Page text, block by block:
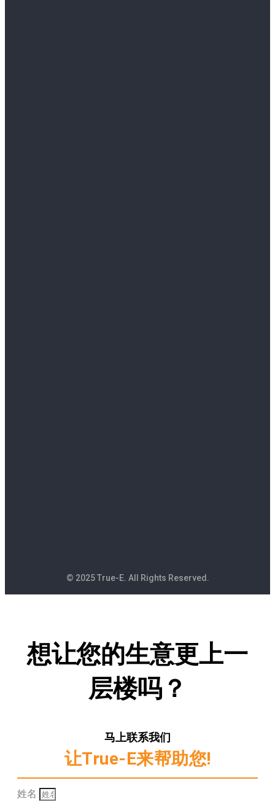
© 2025 True-E. All Rights Reserved.
想让您的生意更上一
层楼吗？
马上联系我们
让True-E来帮助您!
姓名